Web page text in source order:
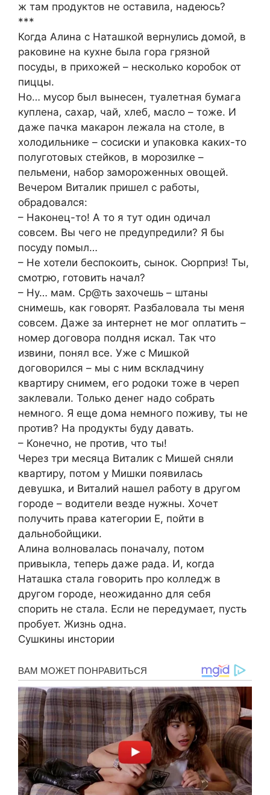
ж там продуктов не оставила, надеюсь?
***
Когда Алина с Наташкой вернулись домой, в
раковине на кухне была гора грязной
посуды, в прихожей – несколько коробок от
пиццы.
Но… мусор был вынесен, туалетная бумага
куплена, сахар, чай, хлеб, масло – тоже. И
даже пачка макарон лежала на столе, в
холодильнике – сосиски и упаковка каких-то
полуготовых стейков, в морозилке –
пельмени, набор замороженных овощей.
Вечером Виталик пришел с работы,
обрадовался:
– Наконец-то! А то я тут один одичал
совсем. Вы чего не предупредили? Я бы
посуду помыл…
– Не хотели беспокоить, сынок. Сюрприз! Ты,
смотрю, готовить начал?
– Ну… мам. Ср@ть захочешь – штаны
снимешь, как говорят. Разбаловала ты меня
совсем. Даже за интернет не мог оплатить –
номер договора полдня искал. Так что
извини, понял все. Уже с Мишкой
договорился – мы с ним вскладчину
квартиру снимем, его родоки тоже в череп
заклевали. Только денег надо собрать
немного. Я еще дома немного поживу, ты не
против? На продукты буду давать.
– Конечно, не против, что ты!
Через три месяца Виталик с Мишей сняли
квартиру, потом у Мишки появилась
девушка, и Виталий нашел работу в другом
городе – водители везде нужны. Хочет
получить права категории E, пойти в
дальнобойщики.
Алина волновалась поначалу, потом
привыкла, теперь даже рада. И, когда
Наташка стала говорить про колледж в
другом городе, неожиданно для себя
спорить не стала. Если не передумает, пусть
пробует. Жизнь одна.
Сушкины инстории